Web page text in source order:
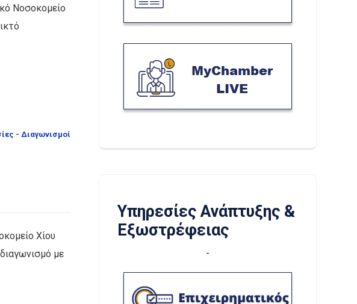
Νοσοκομείο
- Διαγωνισμοί
Χίου
με
Υπηρεσίες Ανάπτυξης &
Εξωστρέφειας
-